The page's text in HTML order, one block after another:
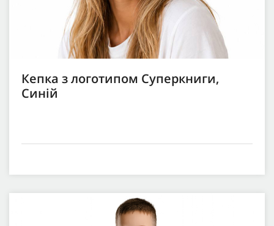
Кепка з логотипом Суперкниги,
Синій